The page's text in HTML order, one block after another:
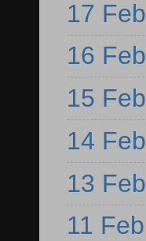
17 Feb
16 Feb
15 Feb
14 Feb
13 Feb
11 Feb